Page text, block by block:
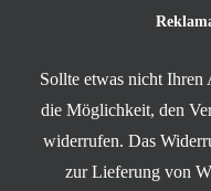
Sollte etwas nicht Ihren
die Möglichkeit, den
widerrufen. Das
zur Lieferung von